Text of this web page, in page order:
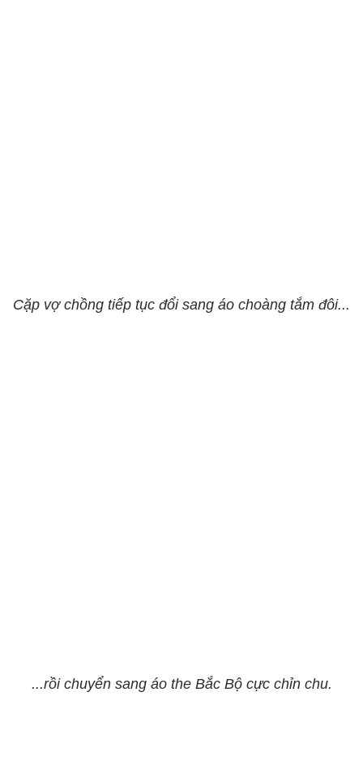
Cặp vợ chồng tiếp tục đổi sang áo choàng tắm đôi...
...rồi chuyển sang áo the Bắc Bộ cực chỉn chu.